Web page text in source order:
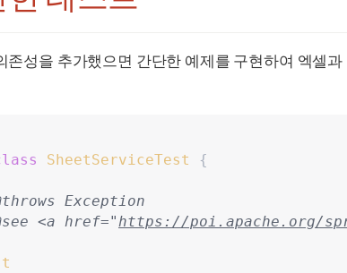
존성을 추가했으면 간단한 예제를 구현하여 엑셀
SheetServiceTest
{
Exception
<a href="https://poi.apache.org/